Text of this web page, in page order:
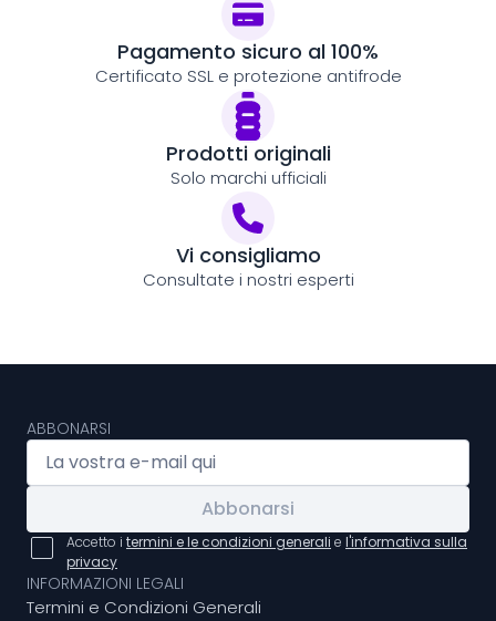
Pagamento sicuro al 100%
Certificato SSL e protezione antifrode
Prodotti originali
Solo marchi ufficiali
Vi consigliamo
Consultate i nostri esperti
ABBONARSI
Abbonarsi
Accetto i termini e le condizioni generali e l'informativa sulla
privacy
INFORMAZIONI LEGALI
Termini e Condizioni Generali